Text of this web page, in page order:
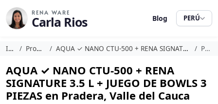
RENA WARE
Carla Rios Blog PERÚ
Inicio Promociones AQUA ✓ NANO CTU-500 + RENA SIGNATURE 3.5 L + JUEGO DE BOWLS 3 PIEZAS Pradera
AQUA ✓ NANO CTU-500 + RENA
SIGNATURE 3.5 L + JUEGO DE BOWLS 3
PIEZAS en Pradera, Valle del Cauca